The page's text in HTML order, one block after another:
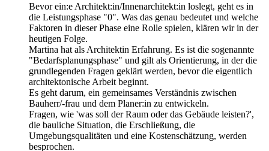
Bevor ein:e Architekt:in/Innenarchitekt:in loslegt, geht es in
die Leistungsphase "0". Was das genau bedeutet und welche
Faktoren in dieser Phase eine Rolle spielen, klären wir in der
heutigen Folge.
Martina hat als Architektin Erfahrung. Es ist die sogenannte
"Bedarfsplanungsphase" und gilt als Orientierung, in der die
grundlegenden Fragen geklärt werden, bevor die eigentlich
architektonische Arbeit beginnt.
Es geht darum, ein gemeinsames Verständnis zwischen
Bauherr/-frau und dem Planer:in zu entwickeln.
Fragen, wie 'was soll der Raum oder das Gebäude leisten?',
die bauliche Situation, die Erschließung, die
Umgebungsqualitäten und eine Kostenschätzung, werden
besprochen.